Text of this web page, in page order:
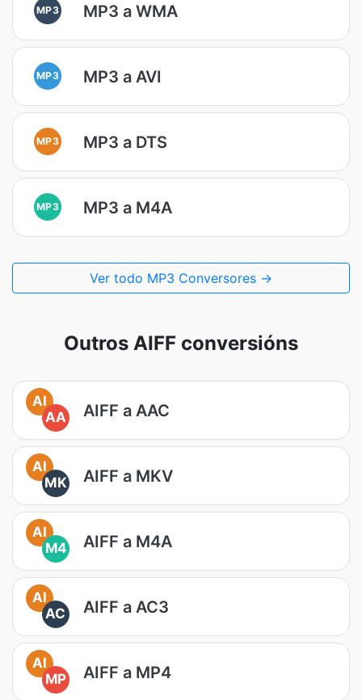
MP3 MP3 a WMA
MP3 MP3 a AVI
MP3 MP3 a DTS
MP3 MP3 a M4A
Ver todo MP3 Conversores →
Outros AIFF conversións
AI
AA
AIFF a AAC
AI
MK
AIFF a MKV
AI
M4
AIFF a M4A
AI
AC
AIFF a AC3
AI
MP
AIFF a MP4